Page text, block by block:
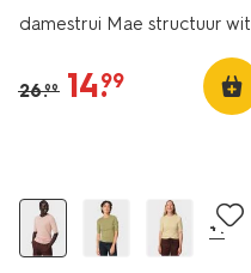
damestrui Mae structuur wit
26.99 14.
99
+1